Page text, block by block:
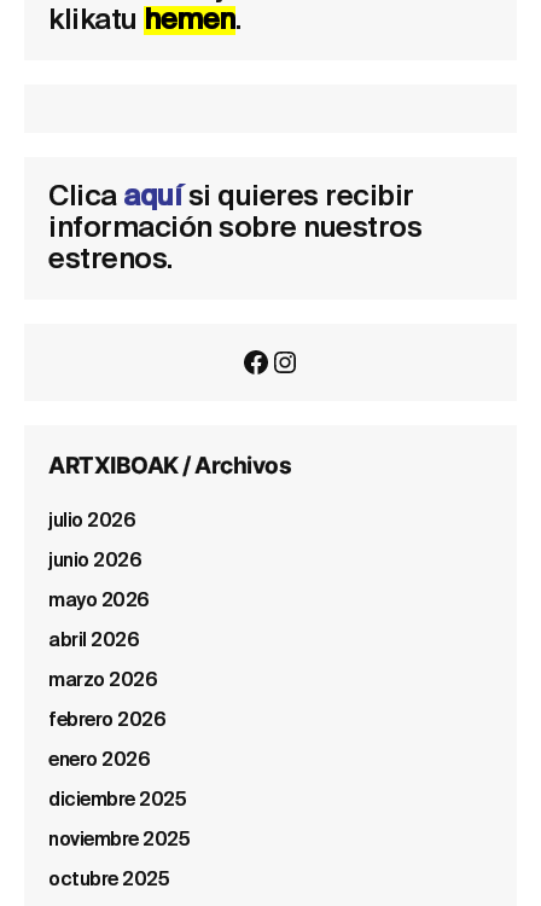
klikatu hemen.
Clica aquísi quieres recibir
información sobre nuestros
estrenos.
Facebook
Instagram
ARTXIBOAK / Archivos
julio 2026
junio 2026
mayo 2026
abril 2026
marzo 2026
febrero 2026
enero 2026
diciembre 2025
noviembre 2025
octubre 2025